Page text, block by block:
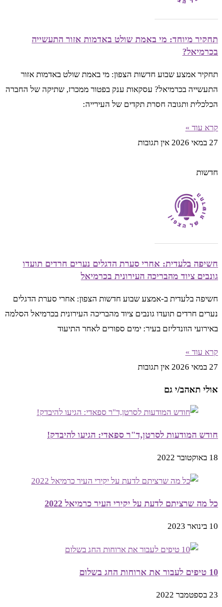
תחקיר מיוחד: מי באמת שולט באדמות אזור התעשייה
בכרמיאל?
תחקיר אמצע שבוע חדשות הצפון: מי באמת שולט באדמות אזור
התעשייה בכרמיאל? עסקאות ענק בפטור ממכרז, שתיקה של החברה
הכלכלית ותגובה חסרת תקדים של העירייה:
קרא עוד »
27 במאי 2026
אין תגובות
חדשות
חשיפה בלעדית: אחרי סערת הדגלים נערים חרדים תועדו
גונבים ציוד מהבריכה העירונית בכרמיאל
חשיפה בלעדית ב-אמצע שבוע חדשות הצפון: אחרי סערת הדגלים
נערים חרדים תועדו גונבים ציוד מהבריכה העירונית בכרמיאל הסלמה
באירועי הוונדליזם בעיר: ימים ספורים לאחר התיעוד
קרא עוד »
27 במאי 2026
אין תגובות
אולי תאהב/י גם
חודש המודעות לסרטן,ד"ר ספאדי: הגיעו להיבדק!
18 באוקטובר 2022
כל מה שרציתם לדעת על יקירי העיר כרמיאל 2022
10 בינואר 2023
10 טיפים לעבור את ארוחות החג בשלום
23 בספטמבר 2022